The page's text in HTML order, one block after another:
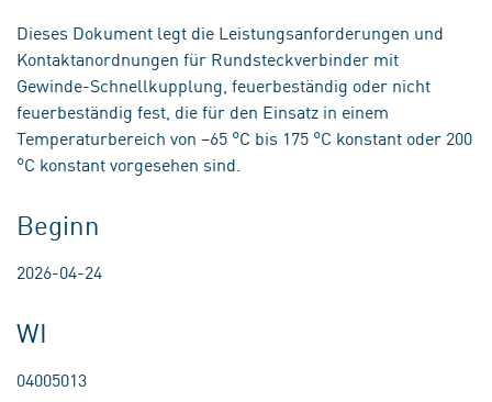
Dieses Dokument legt die Leistungsanforderungen und
Kontaktanordnungen für Rundsteckverbinder mit
Gewinde-Schnellkupplung, feuerbeständig oder nicht
feuerbeständig fest, die für den Einsatz in einem
Temperaturbereich von −65 °C bis 175 °C konstant oder 200
°C konstant vorgesehen sind.
Beginn
2026-04-24
WI
04005013